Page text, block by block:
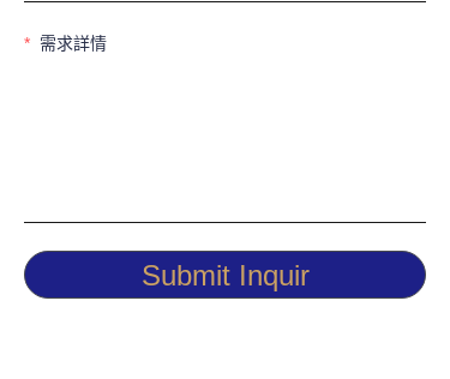
需求詳情
Submit Inquir